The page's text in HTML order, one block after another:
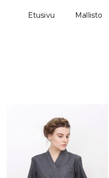
Etusivu Mallisto